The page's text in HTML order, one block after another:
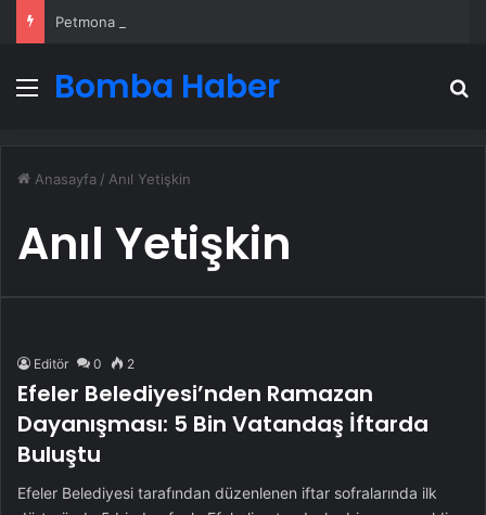
Menü
Bomba Haber
Anasayfa / Anıl Yetişkin
Anıl Yetişkin
Editör 0 2
Efeler Belediyesi’nden Ramazan
Dayanışması: 5 Bin Vatandaş İftarda
Buluştu
Efeler Belediyesi tarafından düzenlenen iftar sofralarında ilk